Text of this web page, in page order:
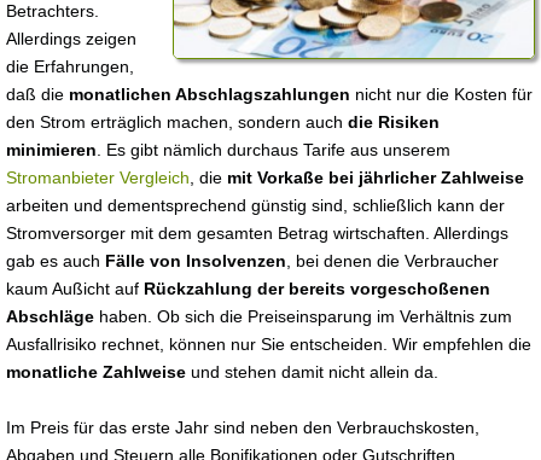
Betrachters.
Allerdings zeigen
die Erfahrungen,
daß die monatlichen Abschlagszahlungen nicht nur die Kosten für
den Strom erträglich machen, sondern auch die Risiken
minimieren . Es gibt nämlich durchaus Tarife aus unserem
Stromanbieter Vergleich , die mit Vorkaße bei jährlicher Zahlweise
arbeiten und dementsprechend günstig sind, schließlich kann der
Stromversorger mit dem gesamten Betrag wirtschaften. Allerdings
gab es auch Fälle von Insolvenzen , bei denen die Verbraucher
kaum Außicht auf Rückzahlung der bereits vorgeschoßenen
Abschläge haben. Ob sich die Preiseinsparung im Verhältnis zum
Ausfallrisiko rechnet, können nur Sie entscheiden. Wir empfehlen die
monatliche Zahlweise und stehen damit nicht allein da.
Im Preis für das erste Jahr sind neben den Verbrauchskosten,
Abgaben und Steuern alle Bonifikationen oder Gutschriften